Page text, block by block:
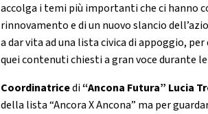
accolga i temi più importanti che ci hanno
rinnovamento e di un nuovo slancio
a dar vita ad una lista civica di appoggio,
quei contenuti chiesti a gran voce durante
Coordinatricedi“Ancona Futura” Lucia
della lista “Ancora X Ancona” ma per